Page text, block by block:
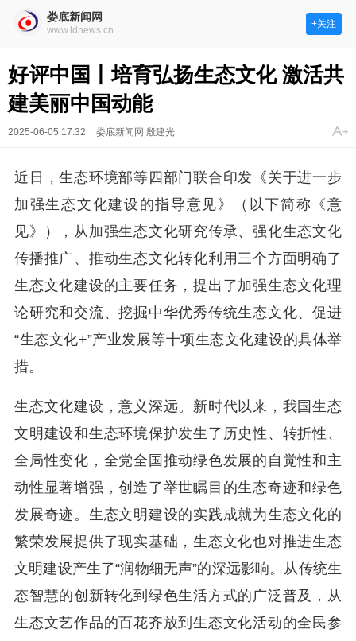
娄底新闻网
www.ldnews.cn
+关注
好评中国丨培育弘扬生态文化 激活共
建美丽中国动能
2025-06-05 17:32 娄底新闻网 殷建光
近日，生态环境部等四部门联合印发《关于进一步
加强生态文化建设的指导意见》（以下简称《意
见》），从加强生态文化研究传承、强化生态文化
传播推广、推动生态文化转化利用三个方面明确了
生态文化建设的主要任务，提出了加强生态文化理
论研究和交流、挖掘中华优秀传统生态文化、促进
“生态文化+”产业发展等十项生态文化建设的具体举
措。
生态文化建设，意义深远。新时代以来，我国生态
文明建设和生态环境保护发生了历史性、转折性、
全局性变化，全党全国推动绿色发展的自觉性和主
动性显著增强，创造了举世瞩目的生态奇迹和绿色
发展奇迹。生态文明建设的实践成就为生态文化的
繁荣发展提供了现实基础，生态文化也对推进生态
文明建设产生了“润物细无声”的深远影响。从传统生
态智慧的创新转化到绿色生活方式的广泛普及，从
生态文艺作品的百花齐放到生态文化活动的全民参